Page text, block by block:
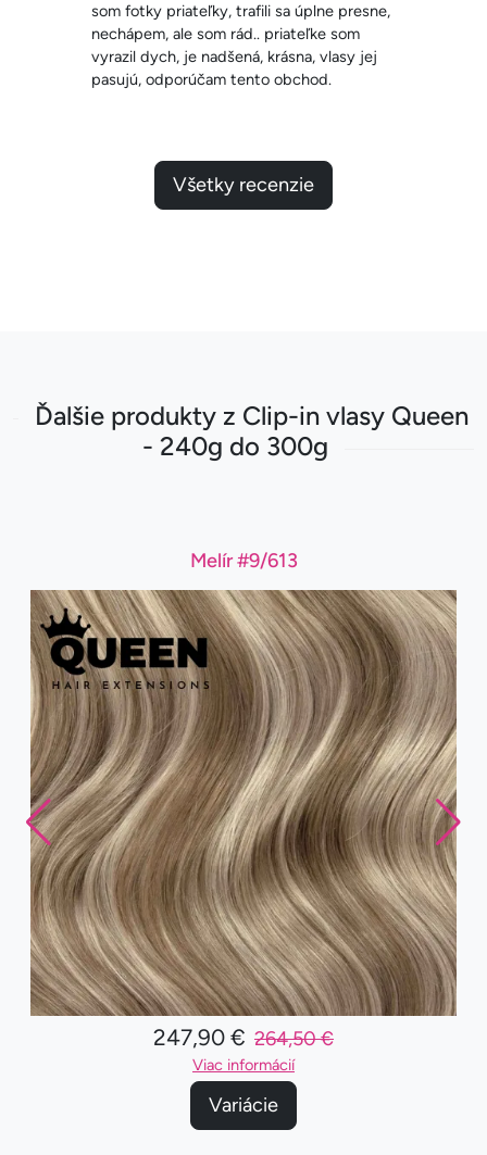
presnú farbu a vybavenie je veľmi rýchle.
Odporúčam určite všetkým!
Všetky recenzie
Ďalšie produkty z Clip-in vlasy Queen
- 240g do 300g
Melír #9/613
247,90 € 264,50 €
Viac informácií
Variácie